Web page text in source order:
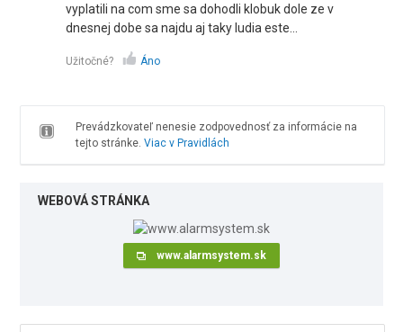
vyplatili na com sme sa dohodli klobuk dole ze v
dnesnej dobe sa najdu aj taky ludia este...
Užitočné? Áno
Prevádzkovateľ nenesie zodpovednosť za informácie na
tejto stránke. Viac v Pravidlách
WEBOVÁ STRÁNKA
www.alarmsystem.sk